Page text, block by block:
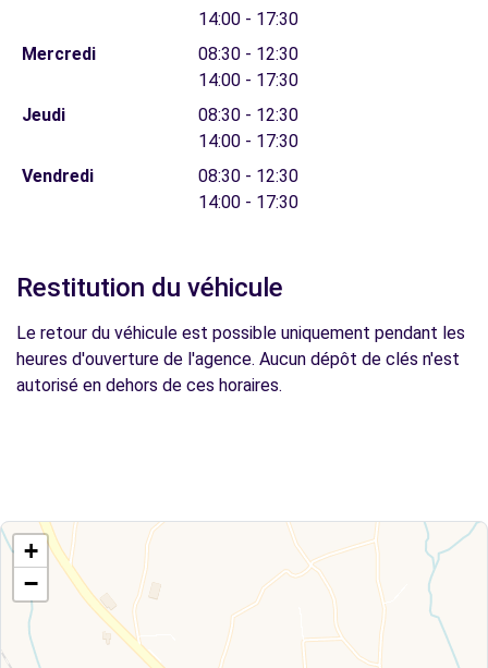
14:00 - 17:30
Mercredi
08:30 - 12:30
14:00 - 17:30
Jeudi
08:30 - 12:30
14:00 - 17:30
Vendredi
08:30 - 12:30
14:00 - 17:30
Restitution du véhicule
Le retour du véhicule est possible uniquement pendant les
heures d'ouverture de l'agence. Aucun dépôt de clés n'est
autorisé en dehors de ces horaires.
+
−